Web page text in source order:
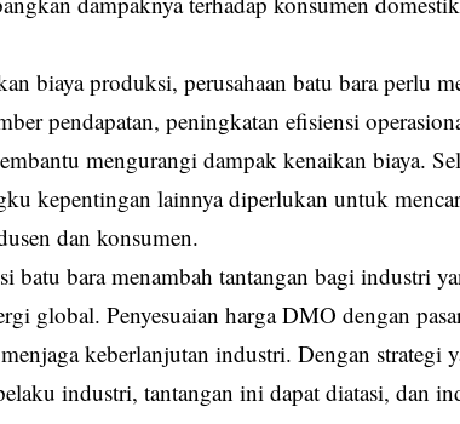
biaya produksi, perusahaan batu bara perlu
pendapatan, peningkatan efisiensi
mengurangi dampak kenaikan biaya.
kepentingan lainnya diperlukan untuk
dan konsumen.
batu bara menambah tantangan bagi industri
global. Penyesuaian harga DMO dengan
keberlanjutan industri. Dengan strategi
industri, tantangan ini dapat diatasi, dan